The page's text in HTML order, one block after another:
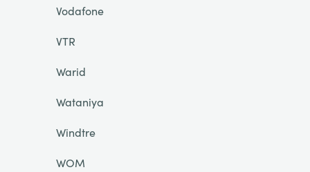
Vodafone
VTR
Warid
Wataniya
Windtre
WOM